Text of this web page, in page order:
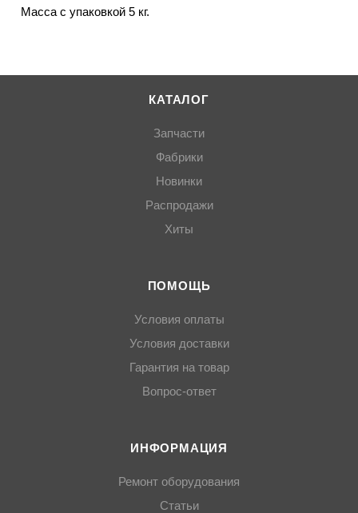
Масса с упаковкой 5 кг.
КАТАЛОГ
Запчасти
Фабрики
Новинки
Распродажи
Хиты
ПОМОЩЬ
Условия оплаты
Условия доставки
Гарантия на товар
Вопрос-ответ
ИНФОРМАЦИЯ
Ремонт оборудования
Статьи